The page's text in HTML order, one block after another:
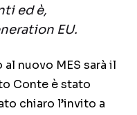
ed è,
EU.
nuovo MES sarà il
Conte è stato
chiaro l’invito a